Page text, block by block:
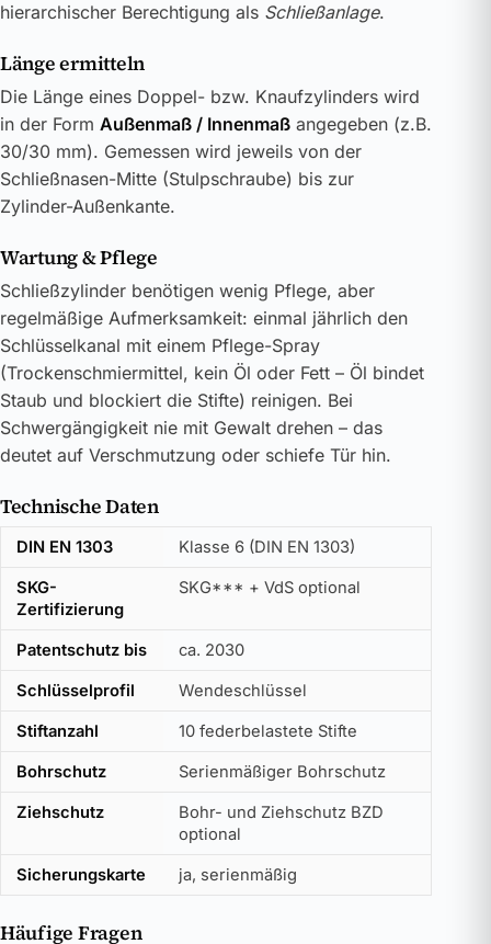
hierarchischer Berechtigung als Schließanlage.
Länge ermitteln
Die Länge eines Doppel- bzw. Knaufzylinders wird
in der Form Außenmaß / Innenmaß angegeben (z.B.
30/30 mm). Gemessen wird jeweils von der
Schließnasen-Mitte (Stulpschraube) bis zur
Zylinder-Außenkante.
Wartung & Pflege
Schließzylinder benötigen wenig Pflege, aber
regelmäßige Aufmerksamkeit: einmal jährlich den
Schlüsselkanal mit einem Pflege-Spray
(Trockenschmiermittel, kein Öl oder Fett – Öl bindet
Staub und blockiert die Stifte) reinigen. Bei
Schwergängigkeit nie mit Gewalt drehen – das
deutet auf Verschmutzung oder schiefe Tür hin.
Technische Daten
DIN EN 1303 Klasse 6 (DIN EN 1303)
SKG-
Zertifizierung
SKG*** + VdS optional
Patentschutz bis ca. 2030
Schlüsselprofil Wendeschlüssel
Stiftanzahl 10 federbelastete Stifte
Bohrschutz Serienmäßiger Bohrschutz
Ziehschutz
Bohr- und Ziehschutz BZD
optional
Sicherungskarte ja, serienmäßig
Häufige Fragen